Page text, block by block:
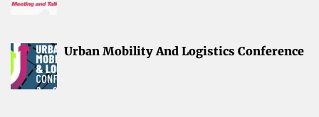
Urban Mobility And Logistics Conference